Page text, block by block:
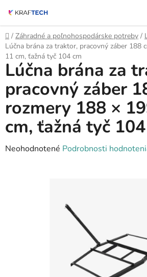
obsah
Domov
/ Záhradné a poľnohospodárske potreby /
Lúčna brána za traktor, pracovný záber 188
11 cm, ťažná tyč 104 cm
Lúčna brána za
pracovný záber
rozmery 188 ×
cm, ťažná tyč
Priemerné
Neohodnotené Podrobnosti